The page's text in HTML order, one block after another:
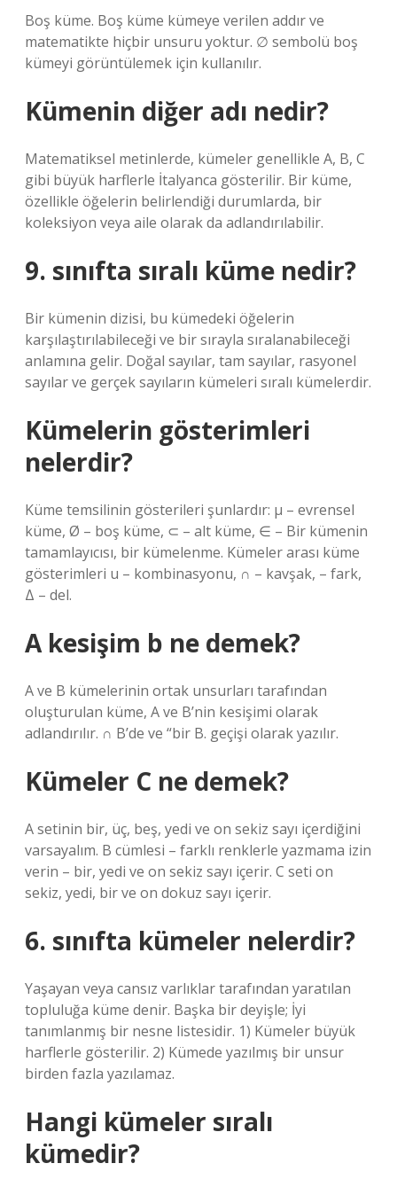
Boş küme. Boş küme kümeye verilen addır ve
matematikte hiçbir unsuru yoktur. ∅ sembolü boş
kümeyi görüntülemek için kullanılır.
Kümenin diğer adı nedir?
Matematiksel metinlerde, kümeler genellikle A, B, C
gibi büyük harflerle İtalyanca gösterilir. Bir küme,
özellikle öğelerin belirlendiği durumlarda, bir
koleksiyon veya aile olarak da adlandırılabilir.
9. sınıfta sıralı küme nedir?
Bir kümenin dizisi, bu kümedeki öğelerin
karşılaştırılabileceği ve bir sırayla sıralanabileceği
anlamına gelir. Doğal sayılar, tam sayılar, rasyonel
sayılar ve gerçek sayıların kümeleri sıralı kümelerdir.
Kümelerin gösterimleri
nelerdir?
Küme temsilinin gösterileri şunlardır: μ – evrensel
küme, Ø – boş küme, ⊂ – alt küme, ∈ – Bir kümenin
tamamlayıcısı, bir kümelenme. Kümeler arası küme
gösterimleri u – kombinasyonu, ∩ – kavşak, – fark,
Δ – del.
A kesişim b ne demek?
A ve B kümelerinin ortak unsurları tarafından
oluşturulan küme, A ve B’nin kesişimi olarak
adlandırılır. ∩ B’de ve “bir B. geçişi olarak yazılır.
Kümeler C ne demek?
A setinin bir, üç, beş, yedi ve on sekiz sayı içerdiğini
varsayalım. B cümlesi – farklı renklerle yazmama izin
verin – bir, yedi ve on sekiz sayı içerir. C seti on
sekiz, yedi, bir ve on dokuz sayı içerir.
6. sınıfta kümeler nelerdir?
Yaşayan veya cansız varlıklar tarafından yaratılan
topluluğa küme denir. Başka bir deyişle; İyi
tanımlanmış bir nesne listesidir. 1) Kümeler büyük
harflerle gösterilir. 2) Kümede yazılmış bir unsur
birden fazla yazılamaz.
Hangi kümeler sıralı
kümedir?